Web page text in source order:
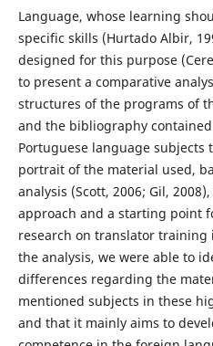
Language, whose learning
specific skills (Hurtado Albir,
designed for this purpose
to present a comparative
structures of the programs of
and the bibliography
Portuguese language
portrait of the material used,
analysis (Scott, 2006; Gil,
approach and a starting point
research on translator training
the analysis, we were able to
differences regarding the
mentioned subjects in these
and that it mainly aims to